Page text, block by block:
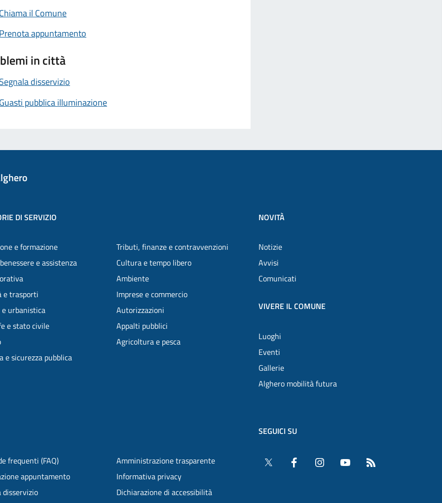
il Comune
appuntamento
in città
disservizio
pubblica illuminazione
DI SERVIZIO
e formazione
e assistenza
e trasporti
urbanistica
e stato civile
e sicurezza pubblica
Tributi, finanze e contravvenzioni
Cultura e tempo libero
Ambiente
Imprese e commercio
Autorizzazioni
Appalti pubblici
Agricoltura e pesca
NOVITÀ
Notizie
Avvisi
Comunicati
VIVERE IL COMUNE
Luoghi
Eventi
Gallerie
Alghero mobilità futura
frequenti (FAQ)
appuntamento
disservizio
Amministrazione trasparente
Informativa privacy
Dichiarazione di accessibilità
SEGUICI SU
Twitter Facebook InstagramYouTube